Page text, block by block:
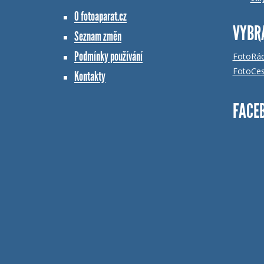
O fotoaparat.cz
Seznam změn
Podmínky používání
Kontakty